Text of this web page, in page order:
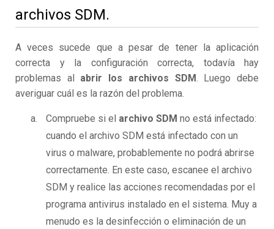
archivos SDM.
A veces sucede que a pesar de tener la aplicación
correcta y la configuración correcta, todavía hay
problemas al abrir los archivos SDM. Luego debe
averiguar cuál es la razón del problema.
Compruebe si el archivo SDM no está infectado:
cuando el archivo SDM está infectado con un
virus o malware, probablemente no podrá abrirse
correctamente. En este caso, escanee el archivo
SDM y realice las acciones recomendadas por el
programa antivirus instalado en el sistema. Muy a
menudo es la desinfección o eliminación de un